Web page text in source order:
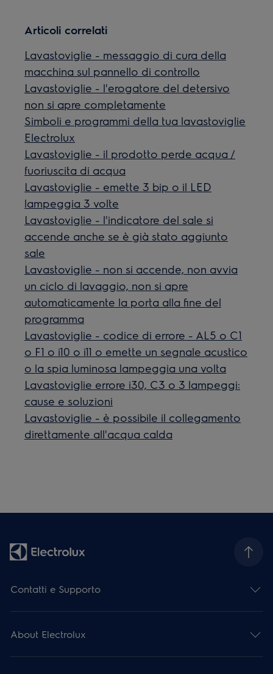
Articoli correlati
Lavastoviglie - messaggio di cura della
macchina sul pannello di controllo
Lavastoviglie - l'erogatore del detersivo
non si apre completamente
Simboli e programmi della tua lavastoviglie
Electrolux
Lavastoviglie - il prodotto perde acqua /
fuoriuscita di acqua
Lavastoviglie - emette 3 bip o il LED
lampeggia 3 volte
Lavastoviglie - l'indicatore del sale si
accende anche se è già stato aggiunto
sale
Lavastoviglie - non si accende, non avvia
un ciclo di lavaggio, non si apre
automaticamente la porta alla fine del
programma
Lavastoviglie - codice di errore - AL5 o C1
o F1 o i10 o i11 o emette un segnale acustico
o la spia luminosa lampeggia una volta
Lavastoviglie errore i30, C3 o 3 lampeggi:
cause e soluzioni
Lavastoviglie - è possibile il collegamento
direttamente all'acqua calda
Contatti e Supporto
About Electrolux